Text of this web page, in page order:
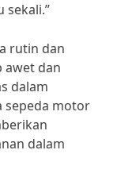
sekali.”
rutin dan
awet dan
dalam
sepeda motor
dalam